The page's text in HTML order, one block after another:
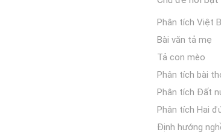
Phân tích Việt
Bài văn tả mẹ
Tả con mèo
Phân tích bài
Phân tích Đất
Phân tích Hai
Định hướng